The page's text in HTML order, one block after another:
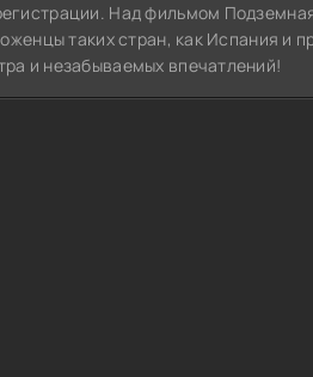
Над фильмом
таких стран, как Испания и
и незабываемых впечатлений!